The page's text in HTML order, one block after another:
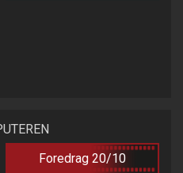
Foredrag 20/10